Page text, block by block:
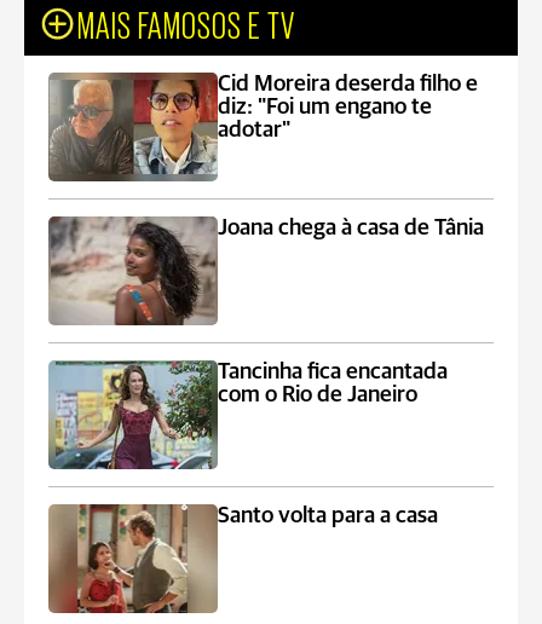
MAIS FAMOSOS E TV
Cid Moreira deserda filho e
diz: "Foi um engano te
adotar"
Joana chega à casa de Tânia
Tancinha fica encantada
com o Rio de Janeiro
Santo volta para a casa